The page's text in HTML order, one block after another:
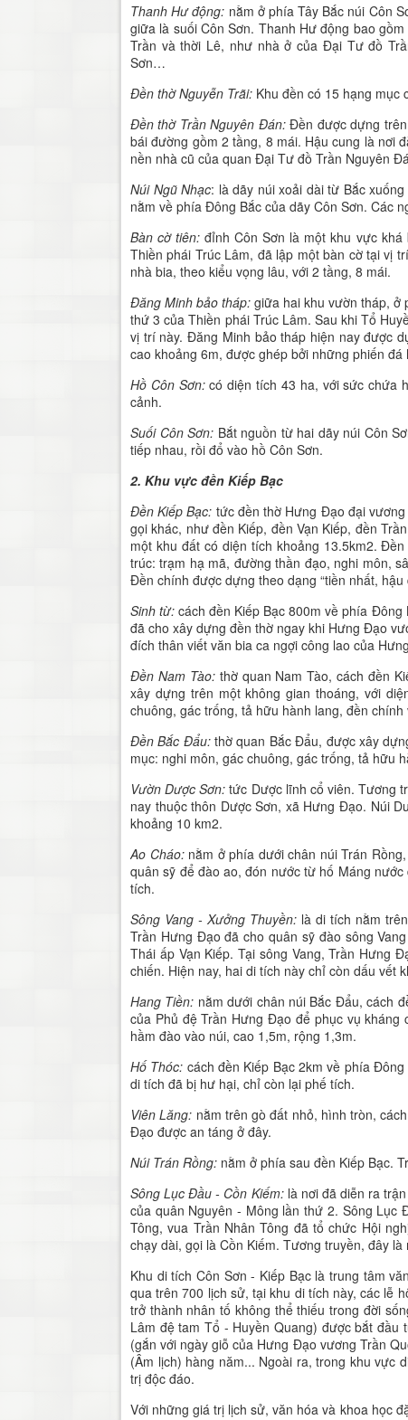
Thanh Hư động: nằm ở phía Tây Bắc núi Côn
giữa là suối Côn Sơn. Thanh Hư động bao
Trần và thời Lê, như nhà ở của Đại Tư đồ
Sơn…
Đền thờ Nguyễn Trãi: Khu đền có 15 hạng
Đền thờ Trần Nguyên Đán: Đền được dựng
bái đường gồm 2 tầng, 8 mái. Hậu cung là nơi
nền nhà cũ của quan Đại Tư đồ Trần Nguyên
Núi Ngũ Nhạc: là dãy núi xoải dài từ Bắc
nằm về phía Đông Bắc của dãy Côn Sơn. Các
Bàn cờ tiên: đỉnh Côn Sơn là một khu vực
Thiền phái Trúc Lâm, đã lập một bàn cờ tại vị
nhà bia, theo kiểu vọng lâu, với 2 tầng, 8 mái.
Đăng Minh bảo tháp: giữa hai khu vườn tháp, ở
thứ 3 của Thiền phái Trúc Lâm. Sau khi Tổ
vị trí này. Đăng Minh bảo tháp hiện nay được
cao khoảng 6m, được ghép bởi những phiến
Hồ Côn Sơn:có diện tích 43 ha, với sức chứa
cảnh.
Suối Côn Sơn: Bắt nguồn từ hai dãy núi Côn
tiếp nhau, rồi đổ vào hồ Côn Sơn.
2. Khu vực đền Kiếp Bạc
Đền Kiếp Bạc: tức đền thờ Hưng Đạo đại
gọi khác, như đền Kiếp, đền Vạn Kiếp, đền
một khu đất có diện tích khoảng 13.5km2.
trúc: trạm hạ mã, đường thần đạo, nghi môn,
Đền chính được dựng theo dạng “tiền nhất,
Sinh từ: cách đền Kiếp Bạc 800m về phía
đã cho xây dựng đền thờ ngay khi Hưng Đạo
đích thân viết văn bia ca ngợi công lao của
Đền Nam Tào: thờ quan Nam Tào, cách đền
xây dựng trên một không gian thoáng, với
chuông, gác trống, tả hữu hành lang, đền chính
Đền Bắc Đẩu: thờ quan Bắc Đẩu, được xây
mục: nghi môn, gác chuông, gác trống, tả hữu
Vườn DượcSơn: tức Dược lĩnh cổ viên. Tương
nay thuộc thôn Dược Sơn, xã Hưng Đạo. Núi
khoảng 10 km2.
Ao Cháo: nằm ở phía dưới chân núi Trán
quân sỹ để đào ao, đón nước từ hố Máng
tích.
Sông Vang - Xưởng Thuyền: là di tích nằm
Trần Hưng Đạo đã cho quân sỹ đào sông
Thái ấp Vạn Kiếp. Tại sông Vang, Trần Hưng
chiến. Hiện nay, hai di tích này chỉ còn dấu vết
Hang Tiền: nằm dưới chân núi Bắc Đẩu, cách
của Phủ đệ Trần Hưng Đạo để phục vụ
hầm đào vào núi, cao 1,5m, rộng 1,3m.
Hố Thóc: cách đền Kiếp Bạc 2km về phía
di tích đã bị hư hại, chỉ còn lại phế tích.
Viên Lăng: nằm trên gò đất nhỏ, hình tròn,
Đạo được an táng ở đây.
Núi Trán Rồng: nằm ở phía sau đền Kiếp Bạc.
Sông Lục Đầu - Cồn Kiếm: là nơi đã diễn ra
của quân Nguyên - Mông lần thứ 2. Sông Lục
Tông, vua Trần Nhân Tông đã tổ chức Hội
chạy dài, gọi là Cồn Kiếm. Tương truyền, đây
Khu di tích Côn Sơn - Kiếp Bạc là trung tâm
qua trên 700 lịch sử, tại khu di tích này, các lễ
trở thành nhân tố không thể thiếu trong đời
Lâm đệ tam Tổ - Huyền Quang) được bắt đầu
(gắn với ngày giỗ của Hưng Đạo vương Trần
(Âm lịch) hàng năm... Ngoài ra, trong khu vực
trị độc đáo.
Với những giá trị lịch sử, văn hóa và khoa học